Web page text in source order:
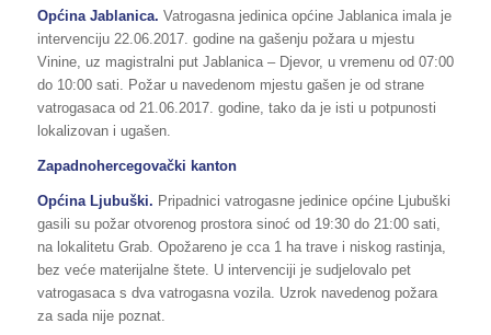
Općina Jablanica. Vatrogasna jedinica općine Jablanica imala je
intervenciju 22.06.2017. godine na gašenju požara u mjestu
Vinine, uz magistralni put Jablanica – Djevor, u vremenu od 07:00
do 10:00 sati. Požar u navedenom mjestu gašen je od strane
vatrogasaca od 21.06.2017. godine, tako da je isti u potpunosti
lokalizovan i ugašen.
Zapadnohercegovački kanton
Općina Ljubuški. Pripadnici vatrogasne jedinice općine Ljubuški
gasili su požar otvorenog prostora sinoć od 19:30 do 21:00 sati,
na lokalitetu Grab. Opožareno je cca 1 ha trave i niskog rastinja,
bez veće materijalne štete. U intervenciji je sudjelovalo pet
vatrogasaca s dva vatrogasna vozila. Uzrok navedenog požara
za sada nije poznat.